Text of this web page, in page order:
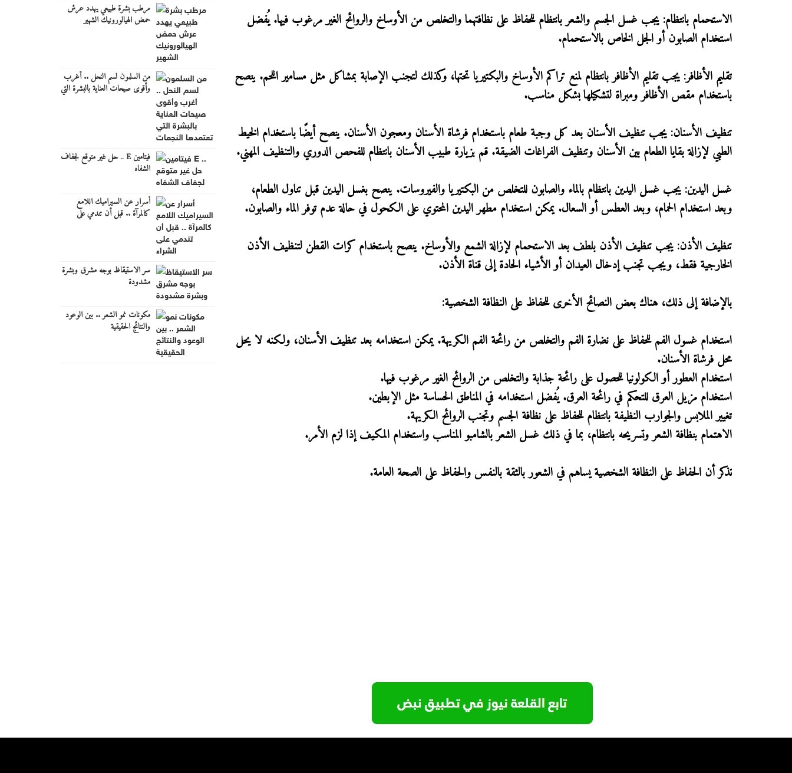
الاستحمام بانتظام: يجب غسل الجسم والشعر بانتظام للحفاظ على نظافتهما والتخلص من الأوساخ والروائح الغير مرغوب فيها. يُفضل
استخدام الصابون أو الجل الخاص بالاستحمام.
تقليم الأظافر: يجب تقليم الأظافر بانتظام لمنع تراكم الأوساخ والبكتيريا تحتها، وكذلك لتجنب الإصابة بمشاكل مثل مسامير اللحم. ينصح
باستخدام مقص الأظافر ومبراة لتشكيلها بشكل مناسب.
تنظيف الأسنان: يجب تنظيف الأسنان بعد كل وجبة طعام باستخدام فرشاة الأسنان ومعجون الأسنان. ينصح أيضًا باستخدام الخيط
الطبي لإزالة بقايا الطعام بين الأسنان وتنظيف الفراغات الضيقة. قم بزيارة طبيب الأسنان بانتظام للفحص الدوري والتنظيف المهني.
غسل اليدين: يجب غسل اليدين بانتظام بالماء والصابون للتخلص من البكتيريا والفيروسات. ينصح بغسل اليدين قبل تناول الطعام،
وبعد استخدام الحمام، وبعد العطس أو السعال. يمكن استخدام مطهر اليدين المحتوي على الكحول في حالة عدم توفر الماء والصابون.
تنظيف الأذن: يجب تنظيف الأذن بلطف بعد الاستحمام لإزالة الشمع والأوساخ. ينصح باستخدام كرات القطن لتنظيف الأذن
الخارجية فقط، ويجب تجنب إدخال العيدان أو الأشياء الحادة إلى قناة الأذن.
بالإضافة إلى ذلك، هناك بعض النصائح الأخرى للحفاظ على النظافة الشخصية:
استخدام غسول الفم للحفاظ على نضارة الفم والتخلص من رائحة الفم الكريهة. يمكن استخدامه بعد تنظيف الأسنان، ولكنه لا يحل
محل فرشاة الأسنان.
استخدام العطور أو الكولونيا للحصول على رائحة جذابة والتخلص من الروائح الغير مرغوب فيها.
استخدام مزيل العرق للتحكم في رائحة العرق. يُفضل استخدامه في المناطق الحساسة مثل الإبطين.
تغيير الملابس والجوارب النظيفة بانتظام للحفاظ على نظافة الجسم وتجنب الروائح الكريهة.
الاهتمام بنظافة الشعر وتسريحه بانتظام، بما في ذلك غسل الشعر بالشامبو المناسب واستخدام المكيف إذا لزم الأمر.
تذكر أن الحفاظ على النظافة الشخصية يساهم في الشعور بالثقة بالنفس والحفاظ على الصحة العامة.
مرطب بشرة طبيعي يهدد عرش
حمض الهيالورونيك الشهير
من السلمون لسم النحل .. أغرب
وأقوى صيحات العناية بالبشرة التي
فيتامين E .. حل غير متوقع لجفاف
الشفاه
أسرار عن السيراميك اللامع
كالمرآة .. قبل أن تندمي على
سر الاستيقاظ بوجه مشرق وبشرة
مشدودة
مكونات نمو الشعر .. بين الوعود
والنتائج الحقيقية